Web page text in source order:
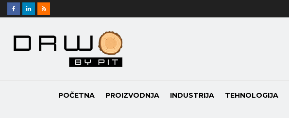
POČETNA PROIZVODNJA INDUSTRIJA TEHNOLOGIJA